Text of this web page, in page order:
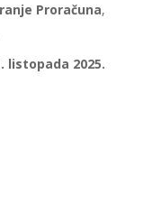
Proračuna,
listopada 2025.